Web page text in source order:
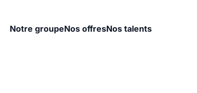
Notre groupeNos offresNos talents